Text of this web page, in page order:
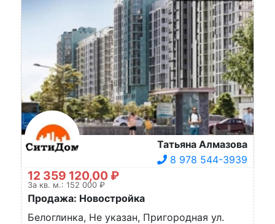
Татьяна Алмазова
8 978 544-3939
12 359 120,00 ₽
За кв. м.: 152 000 ₽
Продажа: Новостройка
Белоглинка, Не указан, Пригородная ул.